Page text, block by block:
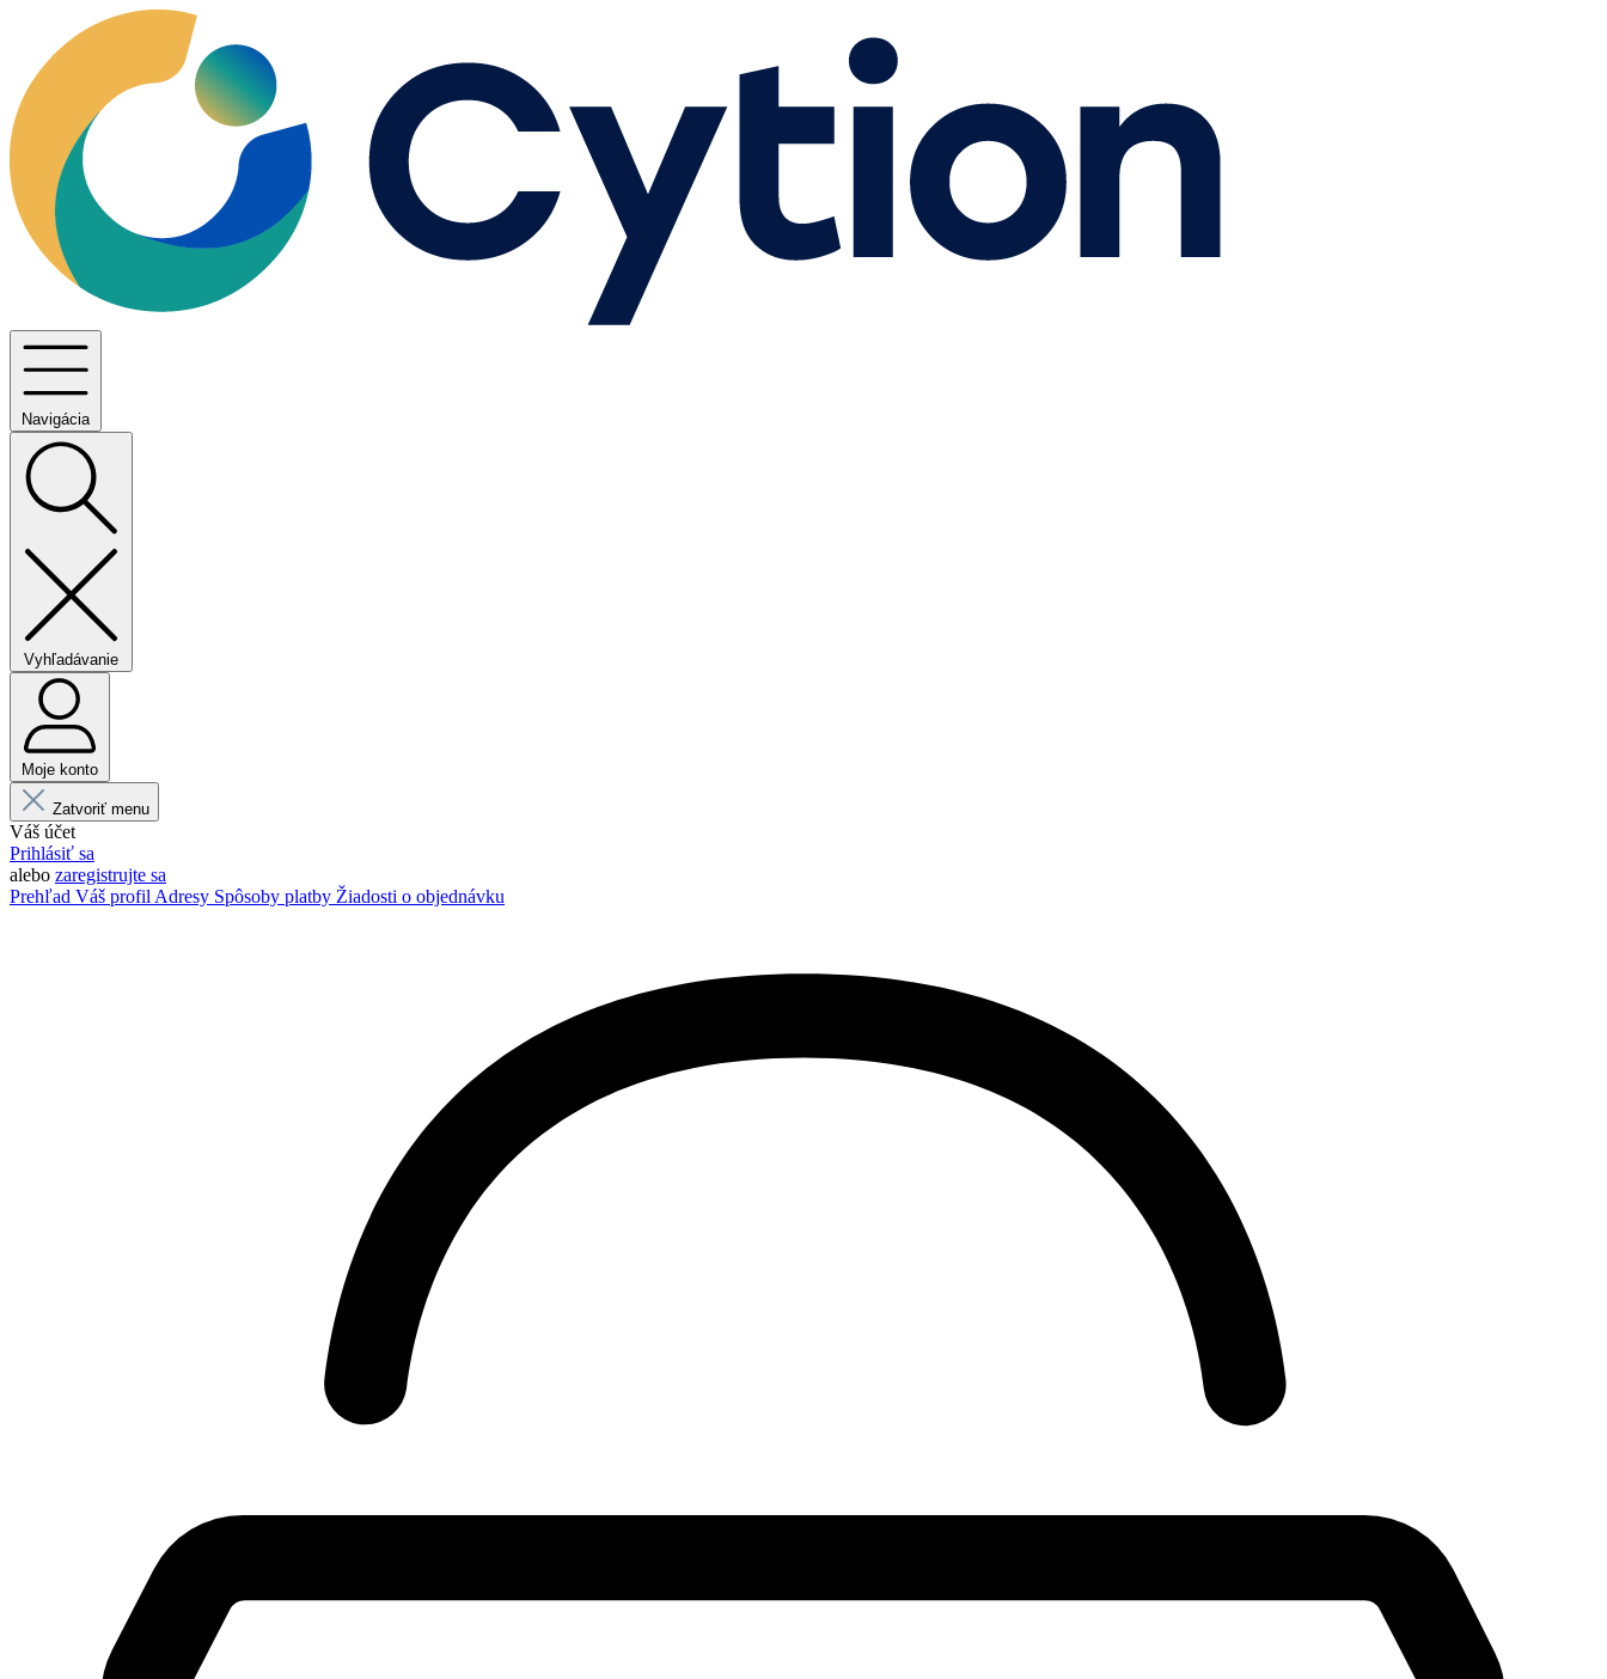
Navigácia
Vyhľadávanie
Moje konto
Zatvoriť menu
Váš účet
Prihlásiť sa
alebo zaregistrujte sa
Prehľad Váš profil Adresy Spôsoby platby Žiadosti o objednávku